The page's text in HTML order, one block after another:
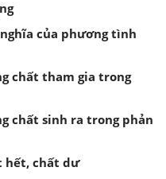
của phương tình
chất tham gia trong
chất sinh ra trong phản
hết, chất dư